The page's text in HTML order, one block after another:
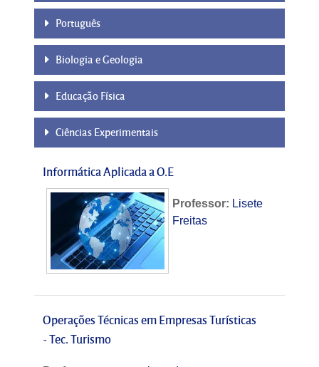
Português
Biologia e Geologia
Educação Física
Ciências Experimentais
Informática Aplicada a O.E
Professor: Lisete
Freitas
Operações Técnicas em Empresas Turísticas
- Tec. Turismo